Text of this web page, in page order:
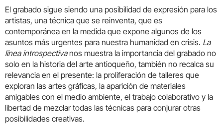
El grabado sigue siendo una posibilidad de expresión para los
artistas, una técnica que se reinventa, que es
contemporánea en la medida que expone algunos de los
asuntos más urgentes para nuestra humanidad en crisis. La
línea introspectivanos muestra la importancia del grabado no
solo en la historia del arte antioqueño, también no recalca su
relevancia en el presente: la proliferación de talleres que
exploran las artes gráficas, la aparición de materiales
amigables con el medio ambiente, el trabajo colaborativo y la
libertad de mezclar todas las técnicas para conjurar otras
posibilidades creativas.